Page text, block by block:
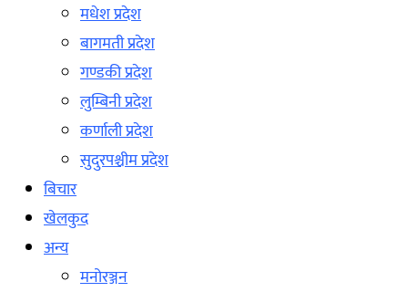
मधेश प्रदेश
बागमती प्रदेश
गण्डकी प्रदेश
लुम्बिनी प्रदेश
कर्णाली प्रदेश
सुदुरपश्चीम प्रदेश
बिचार
खेलकुद
अन्य
मनोरञ्जन